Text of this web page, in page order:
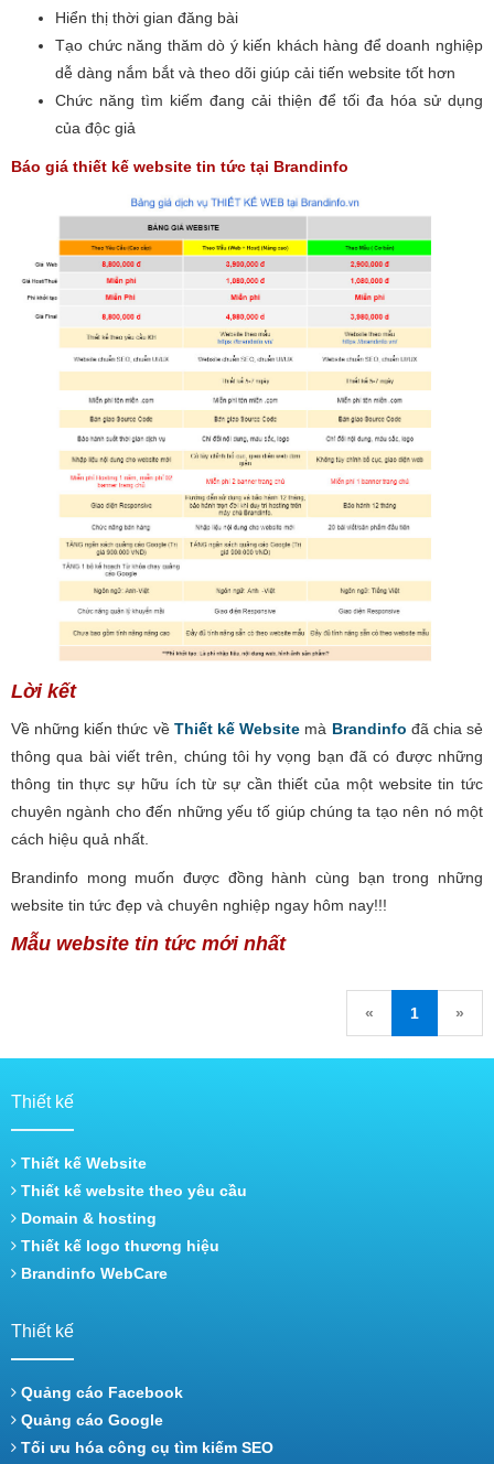
Hiển thị thời gian đăng bài
Tạo chức năng thăm dò ý kiến khách hàng để doanh nghiệp
dễ dàng nắm bắt và theo dõi giúp cải tiến website tốt hơn
Chức năng tìm kiếm đang cải thiện để tối đa hóa sử dụng
của độc giả
Báo giá thiết kế website tin tức tại Brandinfo
Lời kết
Về những kiến thức về Thiết kế Website mà Brandinfo đã chia sẻ
thông qua bài viết trên, chúng tôi hy vọng bạn đã có được những
thông tin thực sự hữu ích từ sự cần thiết của một website tin tức
chuyên ngành cho đến những yếu tố giúp chúng ta tạo nên nó một
cách hiệu quả nhất.
Brandinfo mong muốn được đồng hành cùng bạn trong những
website tin tức đẹp và chuyên nghiệp ngay hôm nay!!!
Mẫu website tin tức mới nhất
« 1 »
Thiết kế
Thiết kế Website
Thiết kế website theo yêu cầu
Domain & hosting
Thiết kế logo thương hiệu
Brandinfo WebCare
Thiết kế
Quảng cáo Facebook
Quảng cáo Google
Tối ưu hóa công cụ tìm kiếm SEO